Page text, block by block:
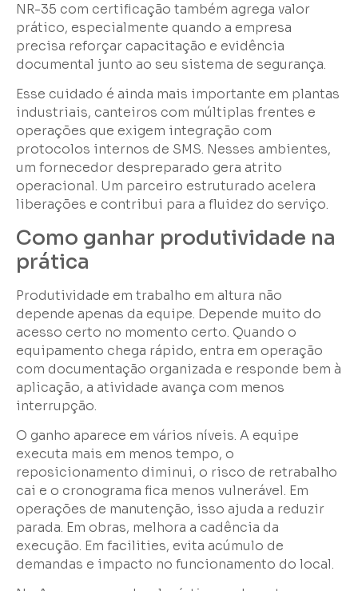
NR-35 com certificação também agrega valor
prático, especialmente quando a empresa
precisa reforçar capacitação e evidência
documental junto ao seu sistema de segurança.
Esse cuidado é ainda mais importante em plantas
industriais, canteiros com múltiplas frentes e
operações que exigem integração com
protocolos internos de SMS. Nesses ambientes,
um fornecedor despreparado gera atrito
operacional. Um parceiro estruturado acelera
liberações e contribui para a fluidez do serviço.
Como ganhar produtividade na
prática
Produtividade em trabalho em altura não
depende apenas da equipe. Depende muito do
acesso certo no momento certo. Quando o
equipamento chega rápido, entra em operação
com documentação organizada e responde bem à
aplicação, a atividade avança com menos
interrupção.
O ganho aparece em vários níveis. A equipe
executa mais em menos tempo, o
reposicionamento diminui, o risco de retrabalho
cai e o cronograma fica menos vulnerável. Em
operações de manutenção, isso ajuda a reduzir
parada. Em obras, melhora a cadência da
execução. Em facilities, evita acúmulo de
demandas e impacto no funcionamento do local.